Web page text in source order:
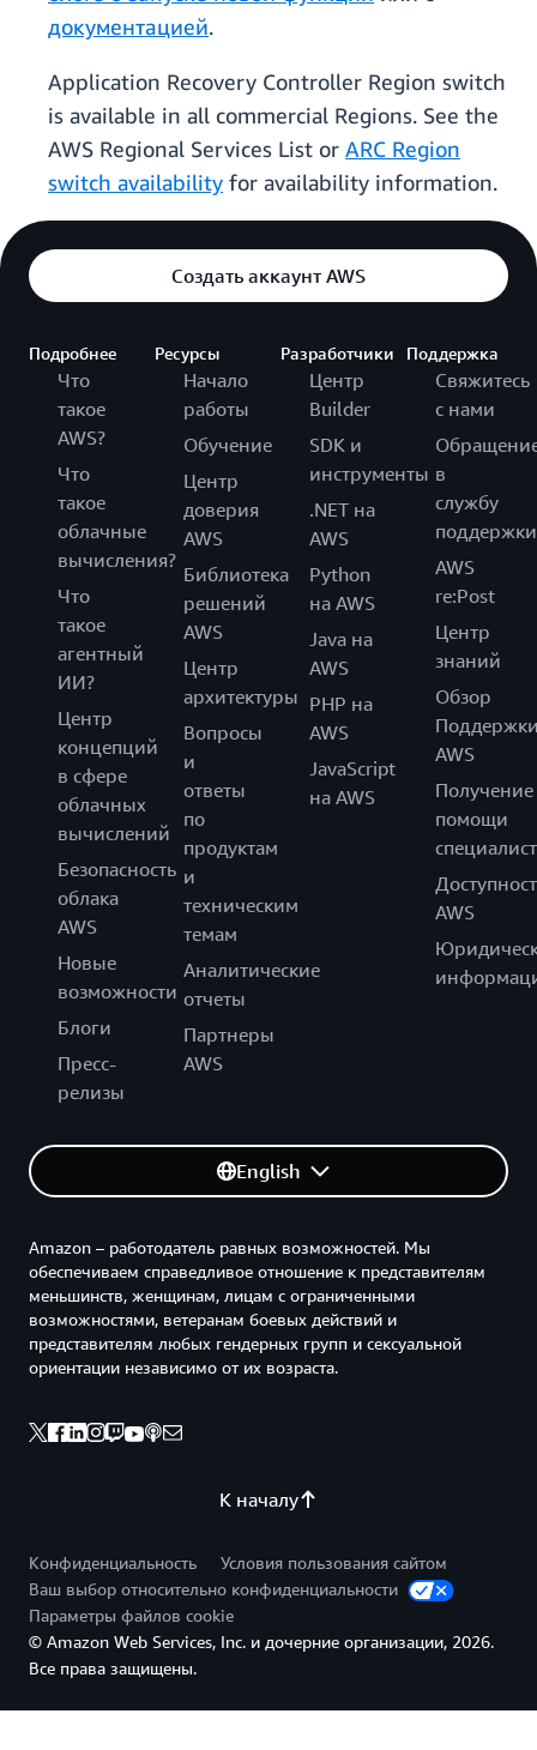
документацией.
Application Recovery Controller Region switch
is available in all commercial Regions. See the
AWS Regional Services List or ARC Region
switch availability for availability information.
Создать аккаунт AWS
Подробнее
Что
такое
AWS?
Что
такое
облачные
вычисления?
Что
такое
агентный
ИИ?
Центр
концепций
в сфере
облачных
вычислений
Безопасность
облака
AWS
Новые
возможности
Блоги
Пресс-
релизы
Ресурсы
Начало
работы
Обучение
Центр
доверия
AWS
Библиотека
решений
AWS
Центр
архитектуры
Вопросы
и
ответы
по
продуктам
и
техническим
темам
Аналитические
отчеты
Партнеры
AWS
Разработчики
Центр
Builder
SDK и
инструменты
.NET на
AWS
Python
на AWS
Java на
AWS
PHP на
AWS
JavaScript
на AWS
Поддержка
Свяжитесь
с нами
в
службу
поддержки
AWS
re:Post
Центр
знаний
Обзор
AWS
Получение
помощи
AWS
English
К началу
Amazon – работодатель равных возможностей. Мы
обеспечиваем справедливое отношение к представителям
меньшинств, женщинам, лицам с ограниченными
возможностями, ветеранам боевых действий и
представителям любых гендерных групп и сексуальной
ориентации независимо от их возраста.
Конфиденциальность
Условия пользования сайтом
Ваш выбор относительно конфиденциальности
Параметры файлов cookie
© Amazon Web Services, Inc. и дочерние организации, 2026.
Все права защищены.